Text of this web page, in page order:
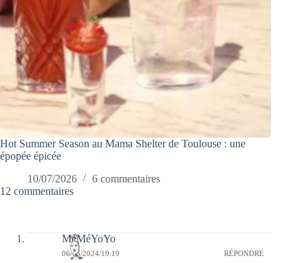
Hot Summer Season au Mama Shelter de Toulouse : une
épopée épicée
10/07/2026
6 commentaires
12 commentaires
MéMéYoYo
06/05/2024/19:19 RÉPONDRE